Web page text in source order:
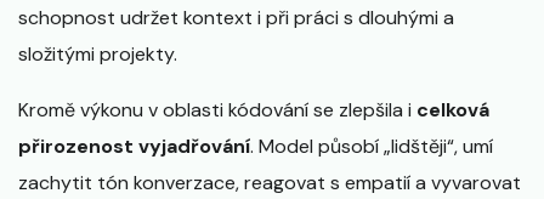
schopnost udržet kontext i při práci s dlouhými a
složitými projekty.
Kromě výkonu v oblasti kódování se zlepšila i celková
přirozenost vyjadřování. Model působí „lidštěji“, umí
zachytit tón konverzace, reagovat s empatií a vyvarovat